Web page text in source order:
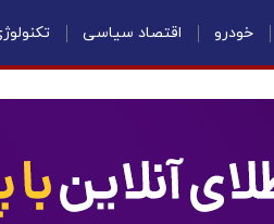
خودرو اقتصاد سیاسی